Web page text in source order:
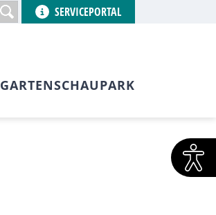
SERVICEPORTAL
GARTENSCHAUPARK